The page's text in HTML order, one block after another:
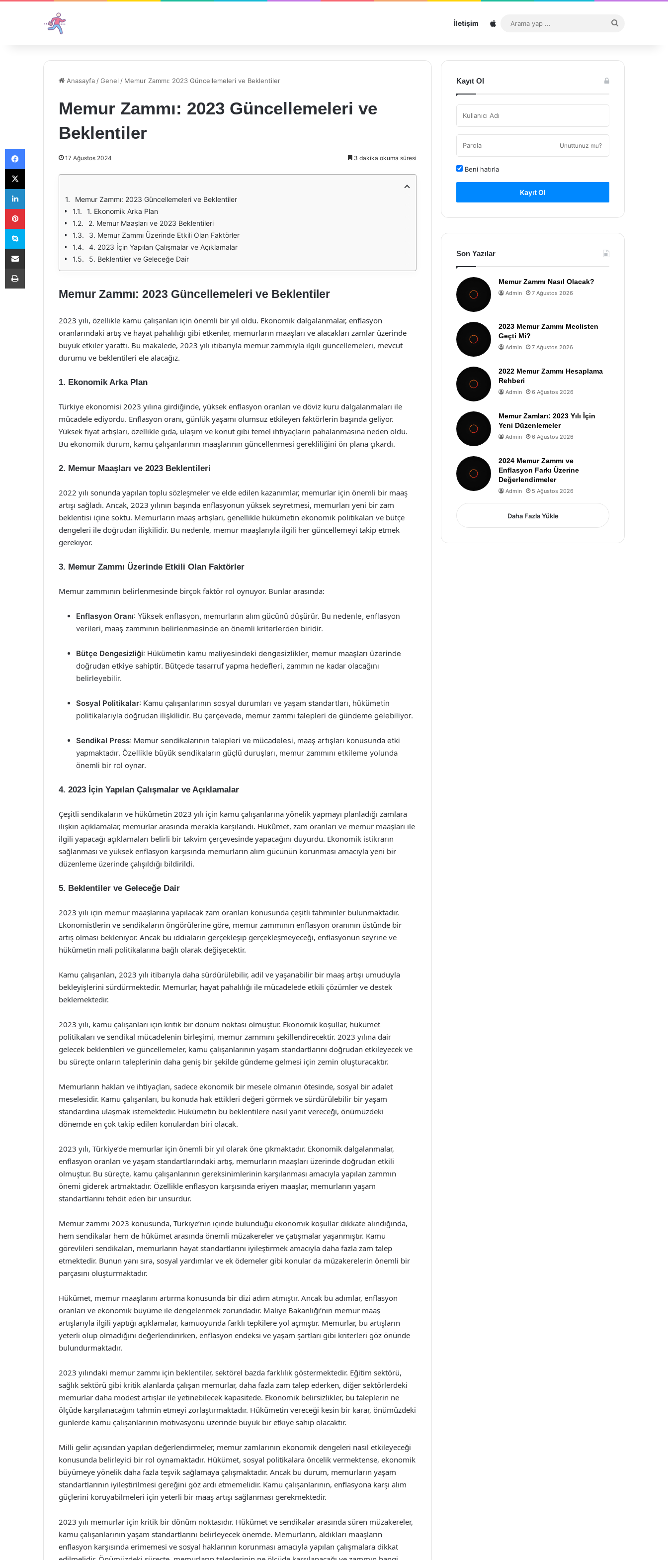
İletişim Sitemap
...
Anasayfa /Genel / Memur Zammı: 2023 Güncellemeleri ve Beklentiler
Memur Zammı: 2023 Güncellemeleri ve
Beklentiler
17 Ağustos 2024 3 dakika okuma süresi
Memur Zammı: 2023 Güncellemeleri ve Beklentiler
1. Ekonomik Arka Plan
2. Memur Maaşları ve 2023 Beklentileri
3. Memur Zammı Üzerinde Etkili Olan Faktörler
4. 2023 İçin Yapılan Çalışmalar ve Açıklamalar
5. Beklentiler ve Geleceğe Dair
Memur Zammı: 2023 Güncellemeleri ve Beklentiler
2023 yılı, özellikle kamu çalışanları için önemli bir yıl oldu. Ekonomik dalgalanmalar, enflasyon
oranlarındaki artış ve hayat pahalılığı gibi etkenler, memurların maaşları ve alacakları zamlar üzerinde
büyük etkiler yarattı. Bu makalede, 2023 yılı itibarıyla memur zammıyla ilgili güncellemeleri, mevcut
durumu ve beklentileri ele alacağız.
1. Ekonomik Arka Plan
Türkiye ekonomisi 2023 yılına girdiğinde, yüksek enflasyon oranları ve döviz kuru dalgalanmaları ile
mücadele ediyordu. Enflasyon oranı, günlük yaşamı olumsuz etkileyen faktörlerin başında geliyor.
Yüksek fiyat artışları, özellikle gıda, ulaşım ve konut gibi temel ihtiyaçların pahalanmasına neden oldu.
Bu ekonomik durum, kamu çalışanlarının maaşlarının güncellenmesi gerekliliğini ön plana çıkardı.
2. Memur Maaşları ve 2023 Beklentileri
2022 yılı sonunda yapılan toplu sözleşmeler ve elde edilen kazanımlar, memurlar için önemli bir maaş
artışı sağladı. Ancak, 2023 yılının başında enflasyonun yüksek seyretmesi, memurları yeni bir zam
beklentisi içine soktu. Memurların maaş artışları, genellikle hükümetin ekonomik politikaları ve bütçe
dengeleri ile doğrudan ilişkilidir. Bu nedenle, memur maaşlarıyla ilgili her güncellemeyi takip etmek
gerekiyor.
3. Memur Zammı Üzerinde Etkili Olan Faktörler
Memur zammının belirlenmesinde birçok faktör rol oynuyor. Bunlar arasında:
Enflasyon Oranı: Yüksek enflasyon, memurların alım gücünü düşürür. Bu nedenle, enflasyon
verileri, maaş zammının belirlenmesinde en önemli kriterlerden biridir.
Bütçe Dengesizliği: Hükümetin kamu maliyesindeki dengesizlikler, memur maaşları üzerinde
doğrudan etkiye sahiptir. Bütçede tasarruf yapma hedefleri, zammın ne kadar olacağını
belirleyebilir.
Sosyal Politikalar: Kamu çalışanlarının sosyal durumları ve yaşam standartları, hükümetin
politikalarıyla doğrudan ilişkilidir. Bu çerçevede, memur zammı talepleri de gündeme gelebiliyor.
Sendikal Press: Memur sendikalarının talepleri ve mücadelesi, maaş artışları konusunda etki
yapmaktadır. Özellikle büyük sendikaların güçlü duruşları, memur zammını etkileme yolunda
önemli bir rol oynar.
4. 2023 İçin Yapılan Çalışmalar ve Açıklamalar
Çeşitli sendikaların ve hükûmetin 2023 yılı için kamu çalışanlarına yönelik yapmayı planladığı zamlara
ilişkin açıklamalar, memurlar arasında merakla karşılandı. Hükûmet, zam oranları ve memur maaşları ile
ilgili yapacağı açıklamaları belirli bir takvim çerçevesinde yapacağını duyurdu. Ekonomik istikrarın
sağlanması ve yüksek enflasyon karşısında memurların alım gücünün korunması amacıyla yeni bir
düzenleme üzerinde çalışıldığı bildirildi.
5. Beklentiler ve Geleceğe Dair
2023 yılı için memur maaşlarına yapılacak zam oranları konusunda çeşitli tahminler bulunmaktadır.
Ekonomistlerin ve sendikaların öngörülerine göre, memur zammının enflasyon oranının üstünde bir
artış olması bekleniyor. Ancak bu iddiaların gerçekleşip gerçekleşmeyeceği, enflasyonun seyrine ve
hükümetin mali politikalarına bağlı olarak değişecektir.
Kamu çalışanları, 2023 yılı itibarıyla daha sürdürülebilir, adil ve yaşanabilir bir maaş artışı umuduyla
bekleyişlerini sürdürmektedir. Memurlar, hayat pahalılığı ile mücadelede etkili çözümler ve destek
beklemektedir.
2023 yılı, kamu çalışanları için kritik bir dönüm noktası olmuştur. Ekonomik koşullar, hükümet
politikaları ve sendikal mücadelenin birleşimi, memur zammını şekillendirecektir. 2023 yılına dair
gelecek beklentileri ve güncellemeler, kamu çalışanlarının yaşam standartlarını doğrudan etkileyecek ve
bu süreçte onların taleplerinin daha geniş bir şekilde gündeme gelmesi için zemin oluşturacaktır.
Memurların hakları ve ihtiyaçları, sadece ekonomik bir mesele olmanın ötesinde, sosyal bir adalet
meselesidir. Kamu çalışanları, bu konuda hak ettikleri değeri görmek ve sürdürülebilir bir yaşam
standardına ulaşmak istemektedir. Hükümetin bu beklentilere nasıl yanıt vereceği, önümüzdeki
dönemde en çok takip edilen konulardan biri olacak.
2023 yılı, Türkiye’de memurlar için önemli bir yıl olarak öne çıkmaktadır. Ekonomik dalgalanmalar,
enflasyon oranları ve yaşam standartlarındaki artış, memurların maaşları üzerinde doğrudan etkili
olmuştur. Bu süreçte, kamu çalışanlarının gereksinimlerinin karşılanması amacıyla yapılan zammın
önemi giderek artmaktadır. Özellikle enflasyon karşısında eriyen maaşlar, memurların yaşam
standartlarını tehdit eden bir unsurdur.
Memur zammı 2023 konusunda, Türkiye’nin içinde bulunduğu ekonomik koşullar dikkate alındığında,
hem sendikalar hem de hükümet arasında önemli müzakereler ve çatışmalar yaşanmıştır. Kamu
görevlileri sendikaları, memurların hayat standartlarını iyileştirmek amacıyla daha fazla zam talep
etmektedir. Bunun yanı sıra, sosyal yardımlar ve ek ödemeler gibi konular da müzakerelerin önemli bir
parçasını oluşturmaktadır.
Hükümet, memur maaşlarını artırma konusunda bir dizi adım atmıştır. Ancak bu adımlar, enflasyon
oranları ve ekonomik büyüme ile dengelenmek zorundadır. Maliye Bakanlığı’nın memur maaş
artışlarıyla ilgili yaptığı açıklamalar, kamuoyunda farklı tepkilere yol açmıştır. Memurlar, bu artışların
yeterli olup olmadığını değerlendirirken, enflasyon endeksi ve yaşam şartları gibi kriterleri göz önünde
bulundurmaktadır.
2023 yılındaki memur zammı için beklentiler, sektörel bazda farklılık göstermektedir. Eğitim sektörü,
sağlık sektörü gibi kritik alanlarda çalışan memurlar, daha fazla zam talep ederken, diğer sektörlerdeki
memurlar daha modest artışlar ile yetinebilecek kapasitede. Ekonomik belirsizlikler, bu taleplerin ne
ölçüde karşılanacağını tahmin etmeyi zorlaştırmaktadır. Hükümetin vereceği kesin bir karar, önümüzdeki
günlerde kamu çalışanlarının motivasyonu üzerinde büyük bir etkiye sahip olacaktır.
Milli gelir açısından yapılan değerlendirmeler, memur zamlarının ekonomik dengeleri nasıl etkileyeceği
konusunda belirleyici bir rol oynamaktadır. Hükümet, sosyal politikalara öncelik vermektense, ekonomik
büyümeye yönelik daha fazla teşvik sağlamaya çalışmaktadır. Ancak bu durum, memurların yaşam
standartlarının iyileştirilmesi gereğini göz ardı etmemelidir. Kamu çalışanlarının, enflasyona karşı alım
güçlerini koruyabilmeleri için yeterli bir maaş artışı sağlanması gerekmektedir.
2023 yılı memurlar için kritik bir dönüm noktasıdır. Hükümet ve sendikalar arasında süren müzakereler,
kamu çalışanlarının yaşam standartlarını belirleyecek önemde. Memurların, aldıkları maaşların
enflasyon karşısında erimemesi ve sosyal haklarının korunması amacıyla yapılan çalışmalara dikkat
Kayıt Ol
Unuttunuz mu?
Beni hatırla
Kayıt Ol
Son Yazılar
Memur Zammı Nasıl Olacak?
Admin 7 Ağustos 2026
2023 Memur Zammı Meclisten
Geçti Mi?
Admin 7 Ağustos 2026
2022 Memur Zammı Hesaplama
Rehberi
Admin 6 Ağustos 2026
Memur Zamları: 2023 Yılı İçin
Yeni Düzenlemeler
Admin 6 Ağustos 2026
2024 Memur Zammı ve
Enflasyon Farkı Üzerine
Değerlendirmeler
Admin 5 Ağustos 2026
Daha Fazla Yükle
Facebook
X
LinkedIn
Pinterest
Skype
E-Posta ile paylaş